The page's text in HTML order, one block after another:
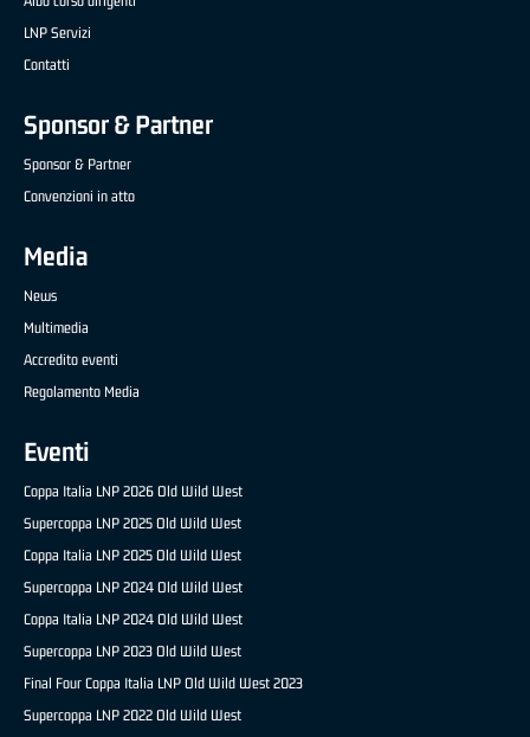
LNP Servizi
Contatti
Sponsor & Partner
Sponsor & Partner
Convenzioni in atto
Media
News
Multimedia
Accredito eventi
Regolamento Media
Eventi
Coppa Italia LNP 2026 Old Wild West
Supercoppa LNP 2025 Old Wild West
Coppa Italia LNP 2025 Old Wild West
Supercoppa LNP 2024 Old Wild West
Coppa Italia LNP 2024 Old Wild West
Supercoppa LNP 2023 Old Wild West
Final Four Coppa Italia LNP Old Wild West 2023
Supercoppa LNP 2022 Old Wild West